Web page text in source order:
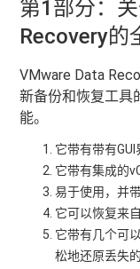
第1部分：
Recovery的
VMware Data
新备份和恢复工具
能。
它带有带有GUI
它带有集成的
易于使用，并
它可以恢复来
它带有几个可
松地还原丢失的